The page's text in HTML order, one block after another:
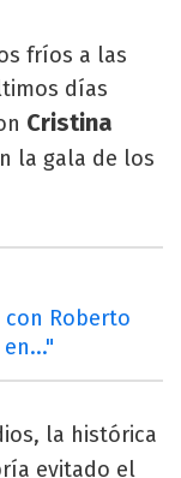
fríos a las
días
Cristina
la gala de los
con Roberto
la histórica
evitado el